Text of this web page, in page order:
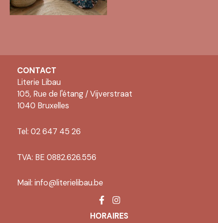
CONTACT
Literie Libau
105, Rue de l'étang / Vijverstraat
1040 Bruxelles
Tel: 02 647 45 26
TVA: BE 0882.626.556
Mail: info@literielibau.be
HORAIRES